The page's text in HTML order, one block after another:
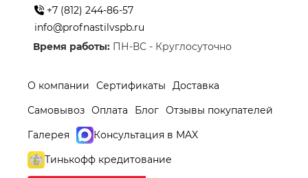
+7 (812) 244-86-57
info@profnastilvspb.ru
Время работы: ПН-ВС - Круглосуточно
О компании Сертификаты
Доставка
Самовывоз Оплата Блог Отзывы покупателей
Галерея
Консультация в MAX
Тинькофф кредитование